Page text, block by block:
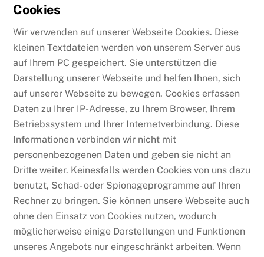
Cookies
Wir verwenden auf unserer Webseite Cookies. Diese
kleinen Textdateien werden von unserem Server aus
auf Ihrem PC gespeichert. Sie unterstützen die
Darstellung unserer Webseite und helfen Ihnen, sich
auf unserer Webseite zu bewegen. Cookies erfassen
Daten zu Ihrer IP-Adresse, zu Ihrem Browser, Ihrem
Betriebssystem und Ihrer Internetverbindung. Diese
Informationen verbinden wir nicht mit
personenbezogenen Daten und geben sie nicht an
Dritte weiter. Keinesfalls werden Cookies von uns dazu
benutzt, Schad- oder Spionageprogramme auf Ihren
Rechner zu bringen. Sie können unsere Webseite auch
ohne den Einsatz von Cookies nutzen, wodurch
möglicherweise einige Darstellungen und Funktionen
unseres Angebots nur eingeschränkt arbeiten. Wenn